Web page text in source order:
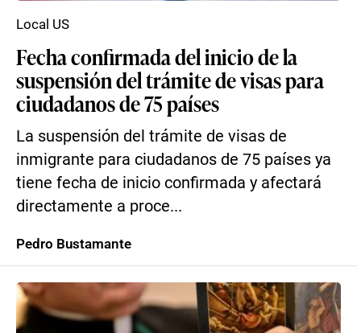
Fecha confirmada del inicio de la
suspensión del trámite de visas para
ciudadanos de 75 países
La suspensión del trámite de visas de
inmigrante para ciudadanos de 75 países ya
tiene fecha de inicio confirmada y afectará
directamente a proce...
Local US
Pedro Bustamante